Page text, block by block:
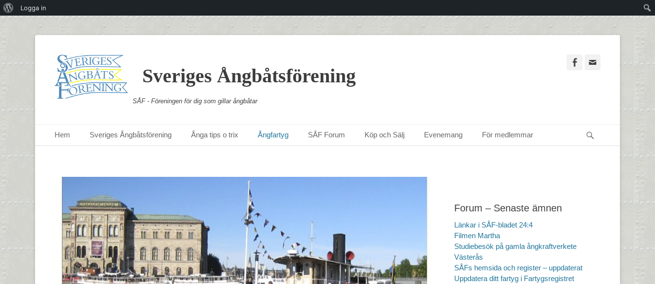
Sveriges Ångbåtsförening
SÅF - Föreningen för dig som gillar ångbåtar
Facebook
Primär meny
Hem Sveriges Ångbåtsförening Ånga tips o trix Ångfartyg SÅF Forum Köp och Sälj Evenemang För medlemmar
Forum – Senaste ämnen
Länkar i SÅF-bladet 24:4
Filmen Martha
Studiebesök på gamla ångkraftverkete
Västerås
SÅFs hemsida och register – uppdaterat
Uppdatera ditt fartyg i Fartygsregistret
OmLogga in